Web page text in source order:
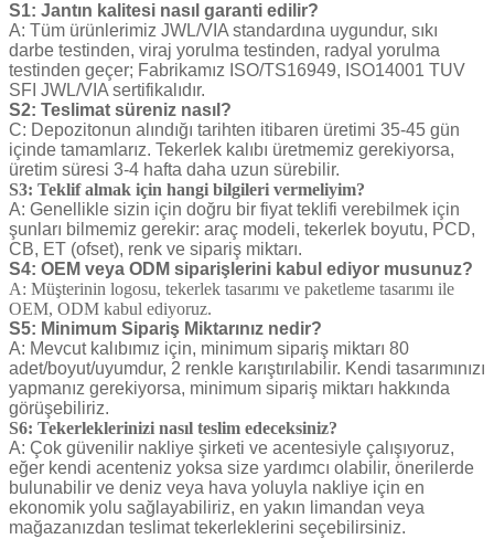
S1: Jantın kalitesi nasıl garanti edilir?
A: Tüm ürünlerimiz JWL/VIA standardına uygundur, sıkı
darbe testinden, viraj yorulma testinden, radyal yorulma
testinden geçer; Fabrikamız ISO/TS16949, ISO14001 TUV
SFI JWL/VIA sertifikalıdır.
S2: Teslimat süreniz nasıl?
C: Depozitonun alındığı tarihten itibaren üretimi 35-45 gün
içinde tamamlarız. Tekerlek kalıbı üretmemiz gerekiyorsa,
üretim süresi 3-4 hafta daha uzun sürebilir.
S3: Teklif almak için hangi bilgileri vermeliyim?
A: Genellikle sizin için doğru bir fiyat teklifi verebilmek için
şunları bilmemiz gerekir: araç modeli, tekerlek boyutu, PCD,
CB, ET (ofset), renk ve sipariş miktarı.
S4: OEM veya ODM siparişlerini kabul ediyor musunuz?
A: Müşterinin logosu, tekerlek tasarımı ve paketleme tasarımı ile
OEM, ODM kabul ediyoruz.
S5: Minimum Sipariş Miktarınız nedir?
A: Mevcut kalıbımız için, minimum sipariş miktarı 80
adet/boyut/uyumdur, 2 renkle karıştırılabilir. Kendi tasarımınızı
yapmanız gerekiyorsa, minimum sipariş miktarı hakkında
görüşebiliriz.
S6: Tekerleklerinizi nasıl teslim edeceksiniz?
A: Çok güvenilir nakliye şirketi ve acentesiyle çalışıyoruz,
eğer kendi acenteniz yoksa size yardımcı olabilir, önerilerde
bulunabilir ve deniz veya hava yoluyla nakliye için en
ekonomik yolu sağlayabiliriz, en yakın limandan veya
mağazanızdan teslimat tekerleklerini seçebilirsiniz.